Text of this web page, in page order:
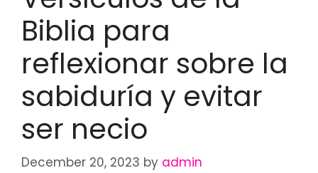
Biblia para
reflexionar sobre la
sabiduría y evitar
ser necio
December 20, 2023 by admin